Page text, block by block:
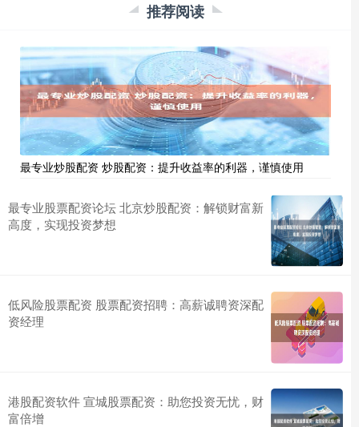
推荐阅读
最专业炒股配资 炒股配资：提升收益率的利器，谨慎使用
最专业股票配资论坛 北京炒股配资：解锁财富新
高度，实现投资梦想
低风险股票配资 股票配资招聘：高薪诚聘资深配
资经理
港股配资软件 宣城股票配资：助您投资无忧，财
富倍增